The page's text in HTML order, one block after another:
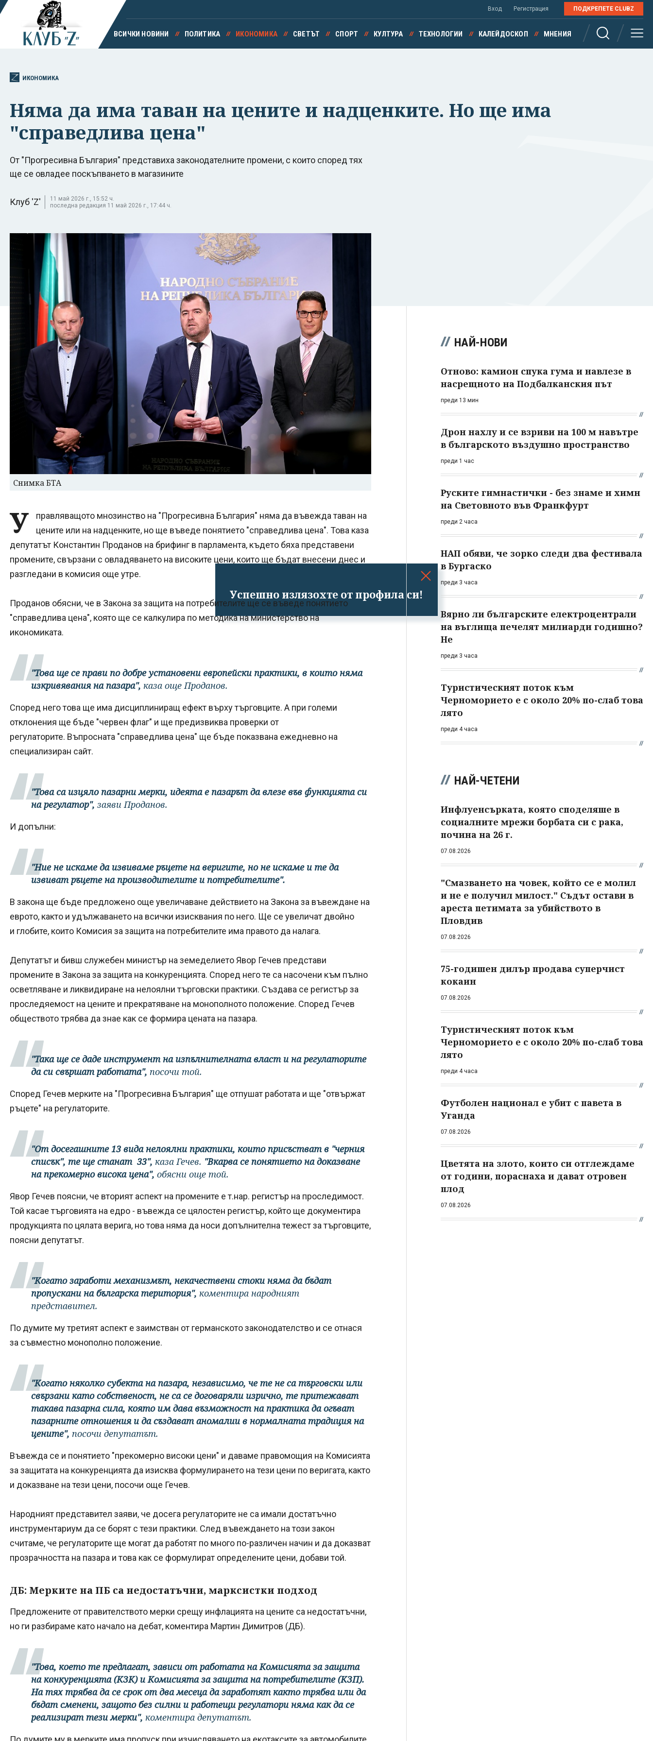
Успешно излязохте от профила си!
Вход Регистрация ПОДКРЕПЕТЕ CLUBZ
ВСИЧКИ НОВИНИ ПОЛИТИКА ИКОНОМИКА СВЕТЪТ СПОРТ КУЛТУРА ТЕХНОЛОГИИ КАЛЕЙДОСКОП МНЕНИЯ
ИКОНОМИКА
Няма да има таван на цените и надценките. Но ще има
"справедлива цена"
От "Прогресивна България" представиха законодателните промени, с които според тях
ще се овладее поскъпването в магазините
Клуб 'Z'
11 май 2026 г., 15:52 ч.
последна редакция 11 май 2026 г., 17:44 ч.
Снимка БТА
У
правляващото мнозинство на "Прогресивна България" няма да въвежда таван на
цените или на надценките, но ще въведе понятието "справедлива цена". Това каза
депутатът Константин Проданов на брифинг в парламента, където бяха представени
промените, свързани с овладяването на високите цени, които ще бъдат внесени днес и
разгледани в комисия още утре.
Проданов обясни, че в Закона за защита на потребителите ще се въведе понятието
"справедлива цена", която ще се калкулира по методика на министерство на
икономиката.
"Това ще се прави по добре установени европейски практики, в които няма
изкривявания на пазара", каза още Проданов.
Според него това ще има дисциплиниращ ефект върху търговците. А при големи
отклонения ще бъде "червен флаг" и ще предизвиква проверки от
регулаторите. Въпросната "справедлива цена" ще бъде показвана ежедневно на
специализиран сайт.
"Това са изцяло пазарни мерки, идеята е пазарът да влезе във функцията си
на регулатор", заяви Проданов.
И допълни:
"Ние не искаме да извиваме ръцете на веригите, но не искаме и те да
извиват ръцете на производителите и потребителите".
В закона ще бъде предложено още увеличаване действието на Закона за въвеждане на
еврото, както и удължаването на всички изисквания по него. Ще се увеличат двойно
и глобите, които Комисия за защита на потребителите има правото да налага.
Депутатът и бивш служебен министър на земеделието Явор Гечев представи
промените в Закона за защита на конкуренцията. Според него те са насочени към пълно
осветляване и ликвидиране на нелоялни търговски практики. Създава се регистър за
проследяемост на цените и прекратяване на монополното положение. Според Гечев
обществото трябва да знае как се формира цената на пазара.
"Така ще се даде инструмент на изпълнителната власт и на регулаторите
да си свършат работата", посочи той.
Според Гечев мерките на "Прогресивна България" ще отпушат работата и ще "отвържат
ръцете" на регулаторите.
"От досегашните 13 вида нелоялни практики, които присъстват в "черния
списък", те ще станат 33", каза Гечев. "Вкарва се понятието на доказване
на прекомерно висока цена", обясни още той.
Явор Гечев поясни, че вторият аспект на промените е т.нар. регистър на проследимост.
Той касае търговията на едро - въвежда се цялостен регистър, който ще документира
продукцията по цялата верига, но това няма да носи допълнителна тежест за търговците,
поясни депутатът.
"Когато заработи механизмът, некачествени стоки няма да бъдат
пропускани на българска територия", коментира народният
представител.
По думите му третият аспект е заимстван от германското законодателство и се отнася
за съвместно монополно положение.
"Когато няколко субекта на пазара, независимо, че те не са търговски или
свързани като собственост, не са се договаряли изрично, те притежават
такава пазарна сила, която им дава възможност на практика да огъват
пазарните отношения и да създават аномалии в нормалната традиция на
цените", посочи депутатът.
Въвежда се и понятието "прекомерно високи цени" и даваме правомощия на Комисията
за защитата на конкуренцията да изисква формулирането на тези цени по веригата, както
и доказване на тези цени, посочи още Гечев.
Народният представител заяви, че досега регулаторите не са имали достатъчно
инструментариум да се борят с тези практики. След въвеждането на този закон
считаме, че регулаторите ще могат да работят по много по-различен начин и да доказват
прозрачността на пазара и това как се формулират определените цени, добави той.
ДБ: Мерките на ПБ са недостатъчни, марксистки подход
Предложените от правителството мерки срещу инфлацията на цените са недостатъчни,
но ги разбираме като начало на дебат, коментира Мартин Димитров (ДБ).
"Това, което те предлагат, зависи от работата на Комисията за защита
на конкуренцията (КЗК) и Комисията за защита на потребителите (КЗП).
На тях трябва да се срок от два месеца да заработят както трябва или да
бъдат сменени, защото без силни и работещи регулатори няма как да се
реализират тези мерки", коментира депутатът.
НАЙ-НОВИ
Отново: камион спука гума и навлезе в
насрещното на Подбалканския път
преди 13 мин
Дрон нахлу и се взриви на 100 м навътре
в българското въздушно пространство
преди 1 час
Руските гимнастички - без знаме и химн
на Световното във Франкфурт
преди 2 часа
НАП обяви, че зорко следи два фестивала
в Бургаско
преди 3 часа
Вярно ли българските електроцентрали
на въглища печелят милиарди годишно?
Не
преди 3 часа
Туристическият поток към
Черноморието е с около 20% по-слаб това
лято
преди 4 часа
НАЙ-ЧЕТЕНИ
Инфлуенсърката, която споделяше в
социалните мрежи борбата си с рака,
почина на 26 г.
07.08.2026
"Смазването на човек, който се е молил
и не е получил милост." Съдът остави в
ареста петимата за убийството в
Пловдив
07.08.2026
75-годишен дилър продава суперчист
кокаин
07.08.2026
Туристическият поток към
Черноморието е с около 20% по-слаб това
лято
преди 4 часа
Футболен национал е убит с павета в
Уганда
07.08.2026
Цветята на злото, които си отглеждаме
от години, пораснаха и дават отровен
плод
07.08.2026